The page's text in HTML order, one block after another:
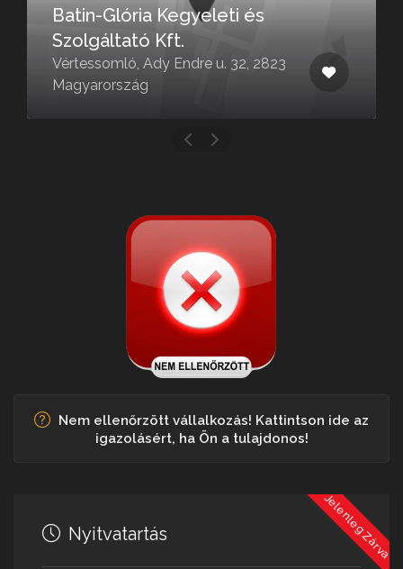
Batin-Glória Kegyeleti és
Szolgáltató Kft.
Vértessomló, Ady Endre u. 32, 2823
Magyarország
Nem ellenőrzött vállalkozás! Kattintson ide az
igazolásért, ha Ön a tulajdonos!
Jelenleg Zárva
Nyitvatartás